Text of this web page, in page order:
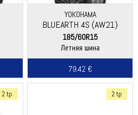
YOKOHAMA
BLUEARTH 4S (AW21)
185/60R15
Летняя шина
79.42 €
2 tp 2 tp